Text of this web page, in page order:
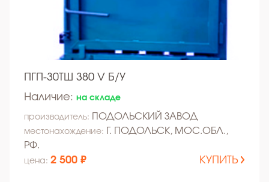
ПГП-30ТШ 380 V Б/У
Наличие: на складе
производитель: ПОДОЛЬСКИЙ ЗАВОД
местонахождение:
Г. ПОДОЛЬСК, МОС.ОБЛ.,
РФ.
цена: 2 500 ₽ КУПИТЬ